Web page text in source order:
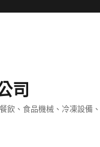
司
飲、食品機械、冷凍設